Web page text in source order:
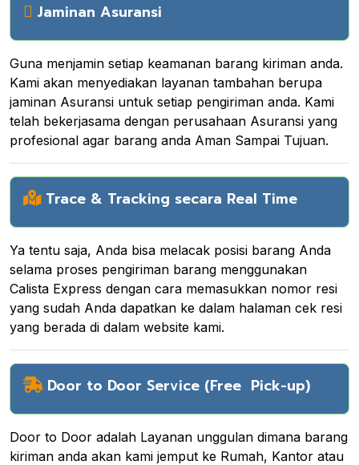
Jaminan Asuransi
Guna menjamin setiap keamanan barang kiriman anda.
Kami akan menyediakan layanan tambahan berupa
jaminan Asuransi untuk setiap pengiriman anda. Kami
telah bekerjasama dengan perusahaan Asuransi yang
profesional agar barang anda Aman Sampai Tujuan.
Trace & Tracking secara Real Time
Ya tentu saja, Anda bisa melacak posisi barang Anda
selama proses pengiriman barang menggunakan
Calista Express dengan cara memasukkan nomor resi
yang sudah Anda dapatkan ke dalam halaman cek resi
yang berada di dalam website kami.
Door to Door Service (Free Pick-up)
Door to Door adalah Layanan unggulan dimana barang
kiriman anda akan kami jemput ke Rumah, Kantor atau